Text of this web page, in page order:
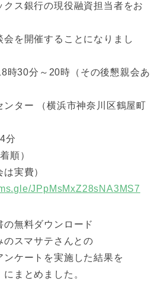
クス銀行の現役融資担当者をお
を開催することになりまし
時30分～20時（その後懇親会あ
ンター （横浜市神奈川区鶴屋町
分
順）
実費）
JPpMsMxZ28sNA3MS7
の無料ダウンロード
スマサテさんとの
ケートを実施した結果を
にまとめました。